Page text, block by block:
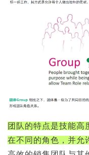
团队的特点是技能高
在不同的角色，并允